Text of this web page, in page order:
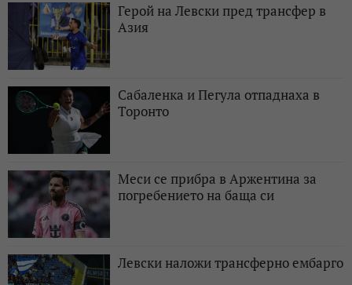
Герой на Левски пред трансфер в
Азия
Сабаленка и Пегула отпаднаха в
Торонто
Меси се прибра в Аржентина за
погребението на баща си
Левски наложи трансферно ембарго